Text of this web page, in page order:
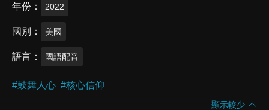
年份 2022
國別 美國
語言 國語配音
#鼓舞人心 #核心信仰
顯示較少